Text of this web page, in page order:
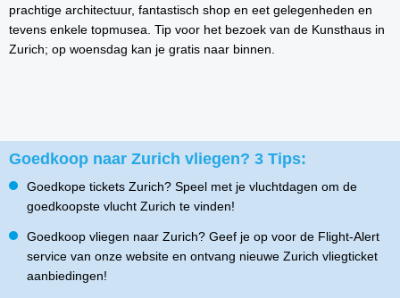
prachtige architectuur, fantastisch shop en eet gelegenheden en
tevens enkele topmusea. Tip voor het bezoek van de Kunsthaus in
Zurich; op woensdag kan je gratis naar binnen.
Goedkoop naar Zurich vliegen? 3 Tips:
Goedkope tickets Zurich? Speel met je vluchtdagen om de
goedkoopste vlucht Zurich te vinden!
Goedkoop vliegen naar Zurich? Geef je op voor de Flight-Alert
service van onze website en ontvang nieuwe Zurich vliegticket
aanbiedingen!